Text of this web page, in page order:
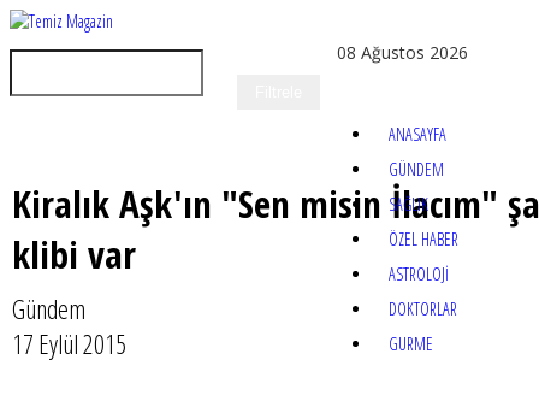
08 Ağustos 2026
ANASAYFA
GÜNDEM
SAĞLIK
ÖZEL HABER
ASTROLOJİ
DOKTORLAR
GURME
Kiralık Aşk'ın "Sen misin İlacım"
klibi var
Gündem
17 Eylül 2015